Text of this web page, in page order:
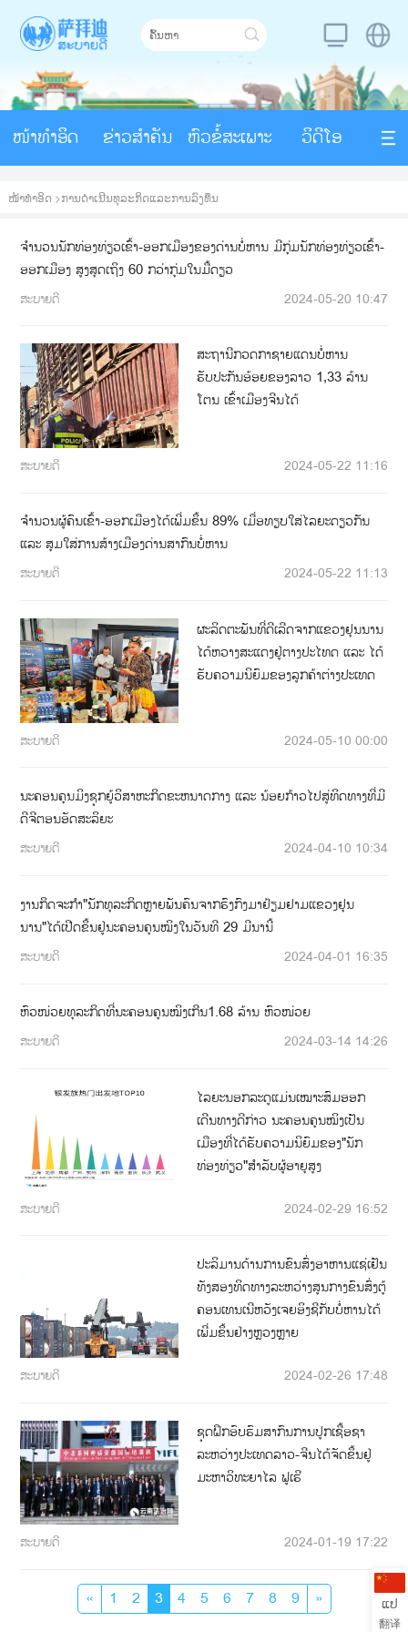
ໜ້າທຳອິດ ຂ່າວສຳຄັນ ຫົວຂໍ້ສະເພາະ ວິດີໂອ
ໜ້າທຳອິດ >ການດໍາເນີນທຸລະກິດແລະການລົງທຶນ
ຈໍານວນນັກທ່ອງທ່ຽວເຂົ້າ-ອອກເມືອງຂອງດ່ານບໍ່ຫານ ມີກຸ່ມນັກທ່ອງທ່ຽວເຂົ້າ-
ອອກເມືອງ ສູງສຸດເຖິງ 60 ກວ່າກຸ່ມໃນມື້ດຽວ
ສະບາຍດີ 2024-05-20 10:47
ສະຖານີກວດກາຊາຍແດນບໍ່ຫານ
ຮັບປະກັນອ້ອຍຂອງລາວ 1,33 ລ້ານ
ໂຕນ ເຂົ້າເມືອງຈີນໄດ້
ສະບາຍດີ 2024-05-22 11:16
ຈຳນວນຜູ້ຄົນເຂົ້າ-ອອກເມືອງໄດ້ເພີ່ມຂຶ້ນ 89% ເມື່ອທຽບໃສ່ໄລຍະດຽວກັນ
ແລະ ສຸມໃສ່ການສ້າງເມືອງດ່ານສາກົນບໍ່ຫານ
ສະບາຍດີ 2024-05-22 11:13
ຜະລິດຕະພັນທີ່ດີເລີດຈາກແຂວງຢຸນນານ
ໄດ້ຫວາງສະແດງຢູ່ຕາງປະໄທດ ແລະ ໄດ້
ຮັບຄວາມນິຍົມຂອງລູກຄ້າຕ່າງປະເທດ
ສະບາຍດີ 2024-05-10 00:00
ນະຄອນຄຸນມິງຊຸກຍູ້ວິສາຫະກິດຂະຫນາດກາງ ແລະ ນ້ອຍກ້າວໄປສູ່ທິດທາງທີ່ມີ
ດີຈີຕອນອັດສະລິຍະ
ສະບາຍດີ 2024-04-10 10:34
ງານກິດຈະກໍາ"ນັກທຸລະກິດຫຼາຍພັນຄົນຈາກຮົງກົງມາຢ້ຽມຢາມແຂວງຢຸນ
ນານ"ໄດ້ເປີດຂຶ້ນຢູ່ນະຄອນຄຸນໝິງໃນວັນທີ 29 ມີນານີ້
ສະບາຍດີ 2024-04-01 16:35
ຫົວໜ່ວຍທຸລະກິດທີ່ນະຄອນຄຸນໝິງເກີນ1.68 ລ້ານ ຫົວໜ່ວຍ
ສະບາຍດີ 2024-03-14 14:26
ໄລຍະນອກລະດູແມ່ນເໝາະສົມອອກ
ເດີນທາງດີກ່າວ ນະຄອນຄຸນໝິງເປັນ
ເມືອງທີ່ໄດ້ຮັບຄວາມນິຍົມຂອງ"ນັກ
ທ່ອງທ່ຽວ"ສໍາລັບຜູ້ອາຍຸສູງ
ສະບາຍດີ 2024-02-29 16:52
ປະລິມານດ້ານການຂົນສົ່ງອາຫານແຊ່ເຢັນ
ທັງສອງທິດທາງລະຫວ່າງສູນກາງຂົນສົ່ງຕູ້
ຄອນເທນເນີຫວັງເຈຍອິງຊີກັບບໍ່ຫານໄດ້
ເພີ່ມຂຶ້ນຢ່າງຫຼວງຫຼາຍ
ສະບາຍດີ 2024-02-26 17:48
ຊຸດຝຶກອົບຮົມສາກົນການປູກເຊື້ອຊາ
ລະຫວ່າງປະເທດລາວ-ຈີນໄດ້ຈັດຂຶ້ນຢູ່
ມະຫາວິທະຍາໄລ ຟູເຮີ
ສະບາຍດີ 2024-01-19 17:22
« 1 2 3 4 5 6 7 8 9 » ແປ
翻译